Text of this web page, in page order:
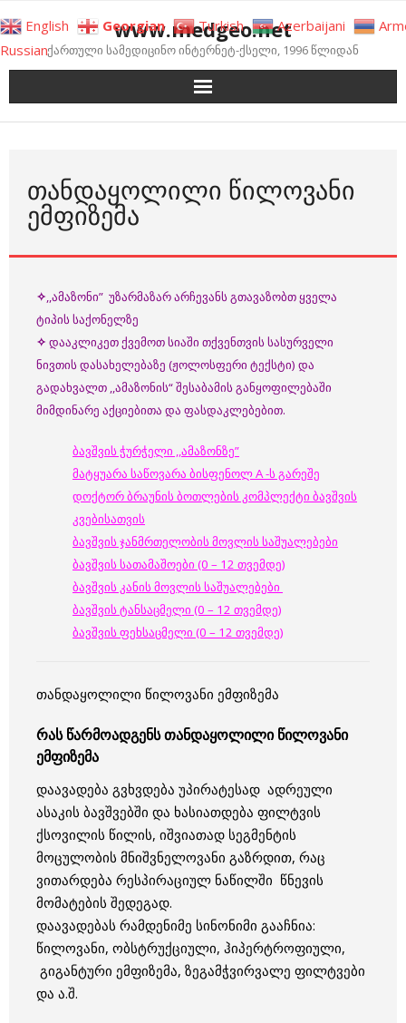
to
content
www.medgeo.net
ქართული სამედიცინო ინტერნეტ-ქსელი, 1996 წლიდან
ᲗᲐᲜᲓᲐᲧᲝᲚᲘᲚᲘ ᲬᲘᲚᲝᲕᲐᲜᲘ
ᲔᲛᲤᲘᲖᲔᲛᲐ
✧,,ამაზონი” უზარმაზარ არჩევანს გთავაზობთ ყველა
ტიპის საქონელზე
✧ დააკლიკეთ ქვემოთ სიაში თქვენთვის სასურველი
ნივთის დასახელებაზე (ჟოლოსფერი ტექსტი) და
გადახვალთ ,,ამაზონის“ შესაბამის განყოფილებაში
მიმდინარე აქციებითა და ფასდაკლებებით.
ბავშვის ჭურჭელი ,,ამაზონზე”
მატყუარა საწოვარა ბისფენოლ A -ს გარეშე
დოქტორ ბრაუნის ბოთლების კომპლექტი ბავშვის
კვებისათვის
ბავშვის ჯანმრთელობის მოვლის საშუალებები
ბავშვის სათამაშოები (0 – 12 თვემდე)
ბავშვის კანის მოვლის საშუალებები
ბავშვის ტანსაცმელი (0 – 12 თვემდე)
ბავშვის ფეხსაცმელი (0 – 12 თვემდე)
თანდაყოლილი წილოვანი ემფიზემა
რას წარმოადგენს თანდაყოლილი წილოვანი
ემფიზემა
დაავადება გვხვდება უპირატესად ადრეული
ასაკის ბავშვებში და ხასიათდება ფილტვის
ქსოვილის წილის, იშვიათად სეგმენტის
მოცულობის მნიშვნელოვანი გაზრდით, რაც
ვითარდება რესპირაციულ ნაწილში წნევის
მომატების შედეგად.
დაავადებას რამდენიმე სინონიმი გააჩნია:
წილოვანი, ობსტრუქციული, ჰიპერტროფიული,
გიგანტური ემფიზემა, ზეგამჭვირვალე ფილტვები
და ა.შ.
English Georgian Turkish Azerbaijani
Russian